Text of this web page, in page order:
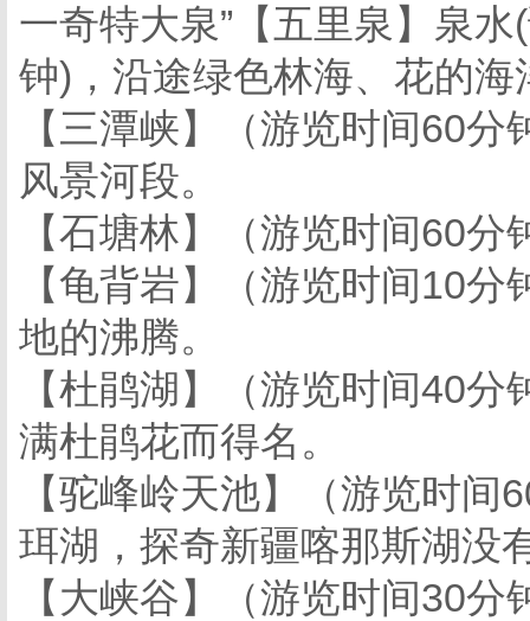
一奇特大泉”【五里泉】泉
钟)，沿途绿色林海、花的
【三潭峡】（游览时间60
风景河段。
【石塘林】（游览时间60
【龟背岩】（游览时间10
地的沸腾。
【杜鹃湖】（游览时间40
满杜鹃花而得名。
【驼峰岭天池】（游览时
珥湖，探奇新疆喀那斯湖没
【大峡谷】（游览时间30